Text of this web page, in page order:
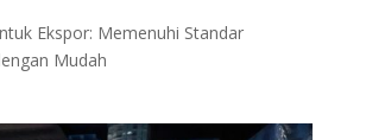
Ekspor: Memenuhi Standar
Mudah